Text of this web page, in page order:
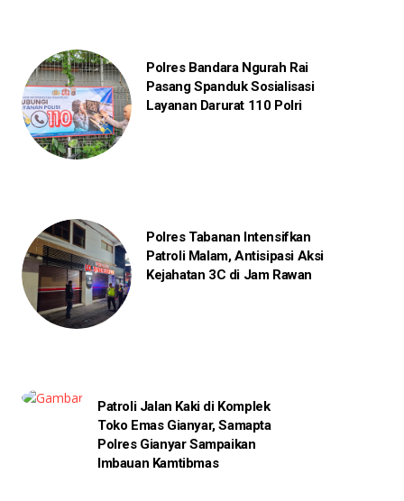
Polres Bandara Ngurah Rai
Pasang Spanduk Sosialisasi
Layanan Darurat 110 Polri
Polres Tabanan Intensifkan
Patroli Malam, Antisipasi Aksi
Kejahatan 3C di Jam Rawan
Patroli Jalan Kaki di Komplek
Toko Emas Gianyar, Samapta
Polres Gianyar Sampaikan
Imbauan Kamtibmas